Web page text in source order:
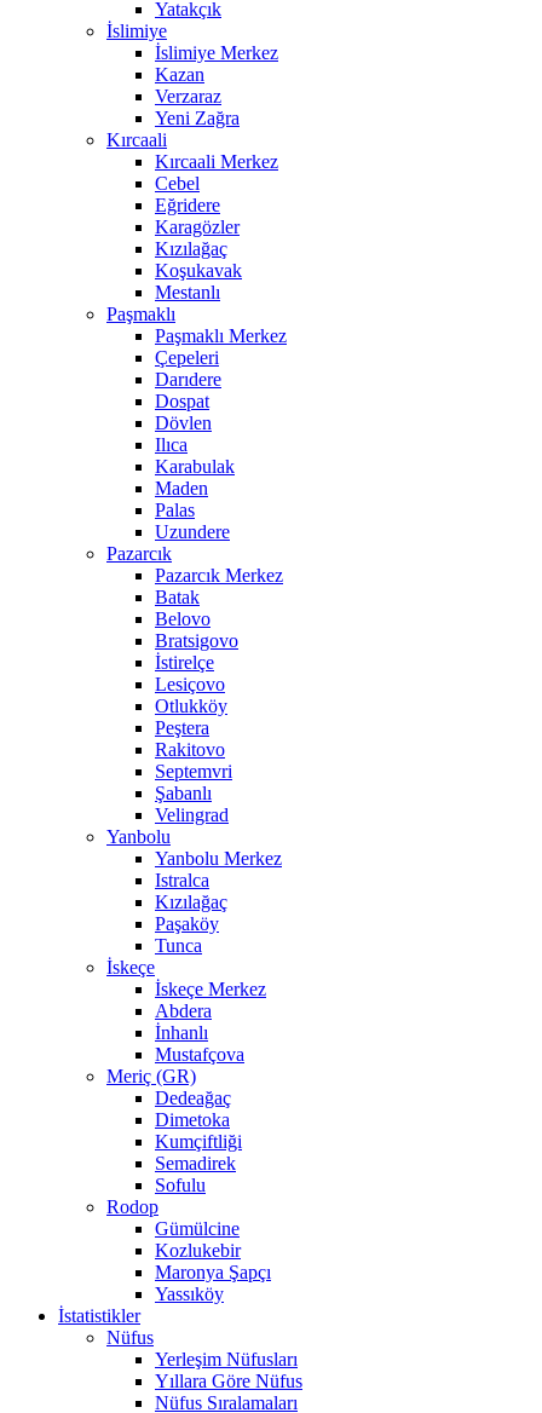
Yatakçık
İslimiye
İslimiye Merkez
Kazan
Verzaraz
Yeni Zağra
Kırcaali
Kırcaali Merkez
Cebel
Eğridere
Karagözler
Kızılağaç
Koşukavak
Mestanlı
Paşmaklı
Paşmaklı Merkez
Çepeleri
Darıdere
Dospat
Dövlen
Ilıca
Karabulak
Maden
Palas
Uzundere
Pazarcık
Pazarcık Merkez
Batak
Belovo
Bratsigovo
İstirelçe
Lesiçovo
Otlukköy
Peştera
Rakitovo
Septemvri
Şabanlı
Velingrad
Yanbolu
Yanbolu Merkez
Istralca
Kızılağaç
Paşaköy
Tunca
İskeçe
İskeçe Merkez
Abdera
İnhanlı
Mustafçova
Meriç (GR)
Dedeağaç
Dimetoka
Kumçiftliği
Semadirek
Sofulu
Rodop
Gümülcine
Kozlukebir
Maronya Şapçı
Yassıköy
İstatistikler
Nüfus
Yerleşim Nüfusları
Yıllara Göre Nüfus
Nüfus Sıralamaları